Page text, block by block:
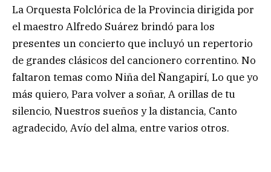
La Orquesta Folclórica de la Provincia dirigida por
el maestro Alfredo Suárez brindó para los
presentes un concierto que incluyó un repertorio
de grandes clásicos del cancionero correntino. No
faltaron temas como Niña del Ñangapirí, Lo que yo
más quiero, Para volver a soñar, A orillas de tu
silencio, Nuestros sueños y la distancia, Canto
agradecido, Avío del alma, entre varios otros.